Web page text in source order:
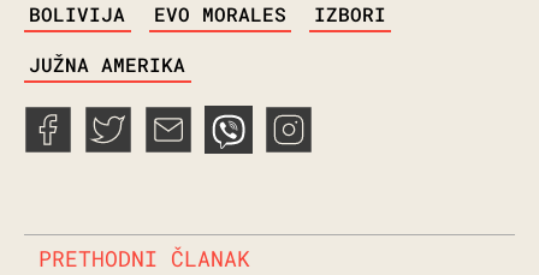
BOLIVIJA EVO MORALES IZBORI
JUŽNA AMERIKA
PRETHODNI ČLANAK